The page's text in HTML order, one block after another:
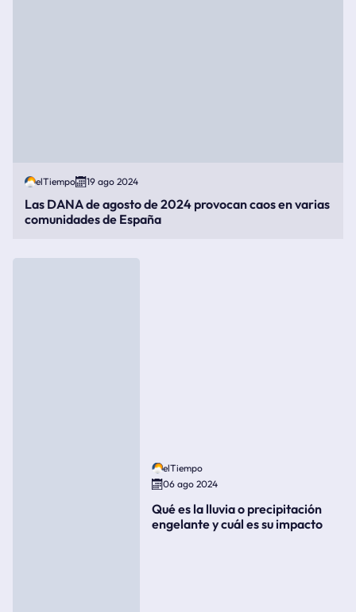
elTiempo 19 ago 2024
Las DANA de agosto de 2024 provocan caos en varias
comunidades de España
elTiempo
06 ago 2024
Qué es la lluvia o precipitación
engelante y cuál es su impacto